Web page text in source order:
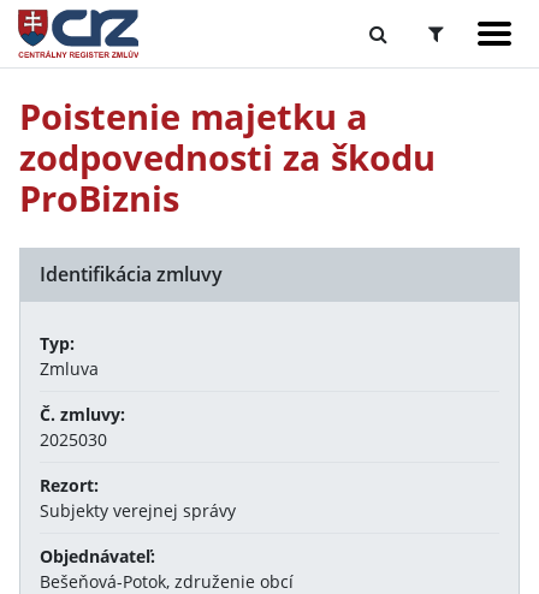
Poistenie majetku a
zodpovednosti za škodu
ProBiznis
Identifikácia zmluvy
Typ:
Zmluva
Č. zmluvy:
2025030
Rezort:
Subjekty verejnej správy
Objednávateľ:
Bešeňová-Potok, združenie obcí